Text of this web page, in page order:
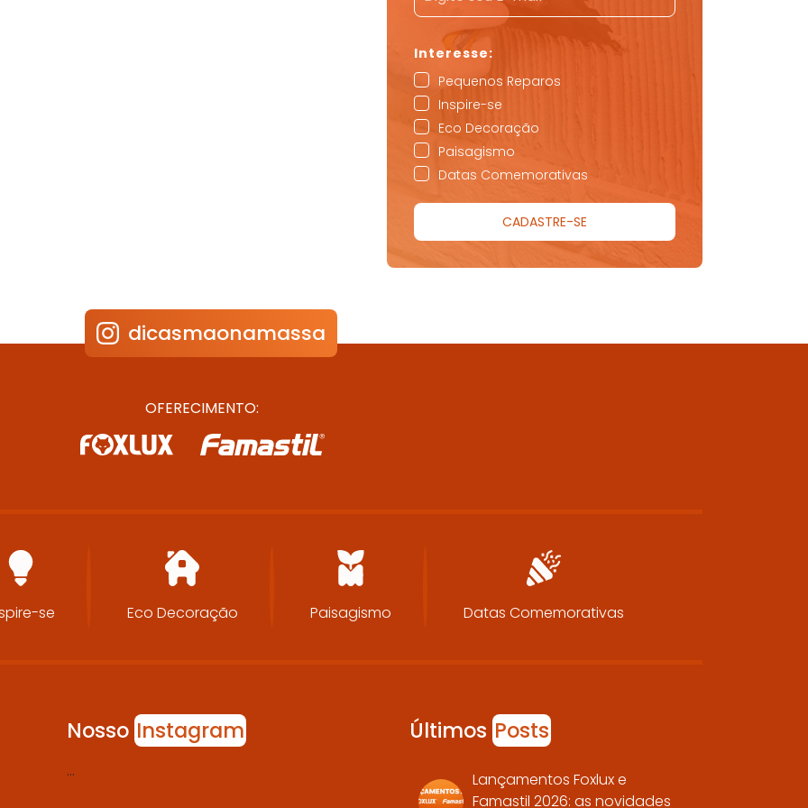
Pequenos Reparos
Inspire-se
Eco Decoração
Paisagismo
Datas Comemorativas
dicasmaonamassa
OFERECIMENTO:
se Eco Decoração Paisagismo Datas Comemorativas
Nosso Instagram
…
Últimos Posts
Lançamentos Foxlux e
Famastil 2026: as novidades